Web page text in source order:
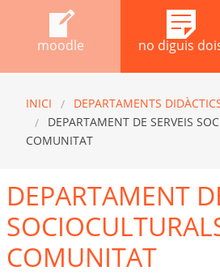
moodle no diguis
INICI
DEPARTAMENTS
DEPARTAMENT DE SERVEIS
COMUNITAT
DEPARTAMENT
COMUNITAT